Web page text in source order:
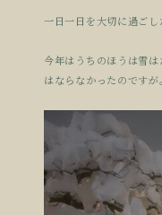
一日一日を大切に過ごし
今年はうちのほうは雪
はならなかったのですが。